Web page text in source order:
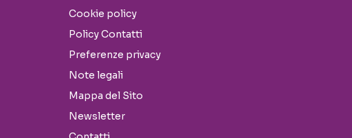
Cookie policy
Policy Contatti
Preferenze privacy
Note legali
Mappa del Sito
Newsletter